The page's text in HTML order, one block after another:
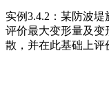
实例3.4.2：某防波堤
评价最大变形量及变
散，并在此基础上评